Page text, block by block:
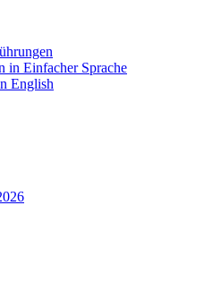
in Einfacher Sprache
English